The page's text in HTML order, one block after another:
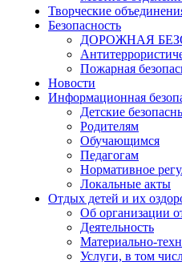
Творческие
Безопасность
ДОРОЖНАЯ
Пожарная
Новости
Информационная
Детские
Родителям
Обучающимся
Педагогам
Нормативное
Локальные акты
Отдых детей и их
Об организации
Деятельность
Материально-
Услуги, в том